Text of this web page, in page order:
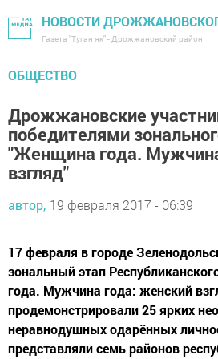
НОВОСТИ
Газета "Туган як" - Дрожжановский район
ОБЩЕСТВО
Дрожжановские
победителями
"Женщина года.
взгляд"
автор, 19 февраля 2017 - 06:39
17 февраля в городе
зональный этап
года. Мужчина года: женский
продемонстрировали 25 ярких
неравнодушных одарённых
представляли семь районов